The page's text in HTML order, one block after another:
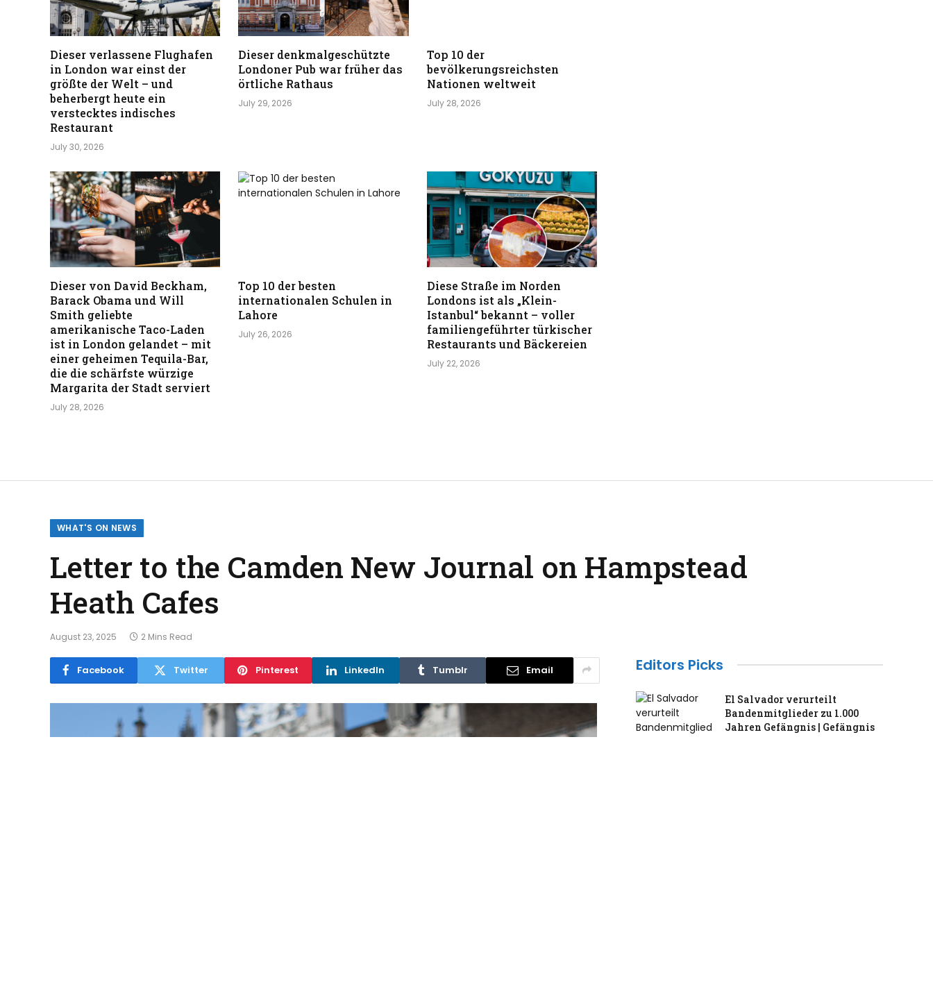
Dieser verlassene Flughafen
in London war einst der
größte der Welt – und
beherbergt heute ein
verstecktes indisches
Restaurant
July 30, 2026
Dieser denkmalgeschützte
Londoner Pub war früher das
örtliche Rathaus
July 29, 2026
Top 10 der
bevölkerungsreichsten
Nationen weltweit
July 28, 2026
Dieser von David Beckham,
Barack Obama und Will
Smith geliebte
amerikanische Taco-Laden
ist in London gelandet – mit
einer geheimen Tequila-Bar,
die die schärfste würzige
Margarita der Stadt serviert
July 28, 2026
Top 10 der besten
internationalen Schulen in
Lahore
July 26, 2026
Diese Straße im Norden
Londons ist als „Klein-
Istanbul“ bekannt – voller
familiengeführter türkischer
Restaurants und Bäckereien
July 22, 2026
WHAT'S ON NEWS
Letter to the Camden New Journal on Hampstead
Heath Cafes
August 23, 2025 2 Mins Read
Facebook Twitter Pinterest LinkedIn Tumblr Email Editors Picks
El Salvador verurteilt
Bandenmitglieder zu 1.000
Jahren Gefängnis | Gefängnis